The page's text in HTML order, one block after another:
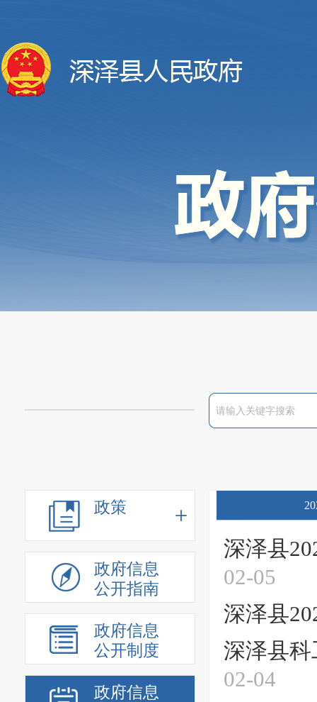
政策
政府信息
公开指南
政府信息
公开制度
政府信息
深泽县
02-05
深泽县
深泽县科
02-04